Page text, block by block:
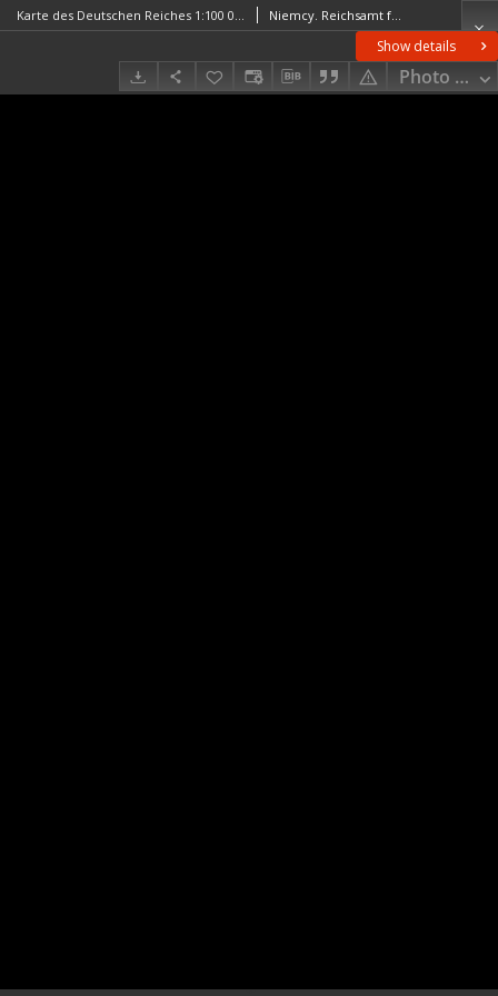
Show details
Photo
Karte des Deutschen Reiches 1:100 000, 659. Konstanz Niemcy. Reichsamt für Landesaufnahme. WydawcaPrusy. Landesaufnahme. Redaktor